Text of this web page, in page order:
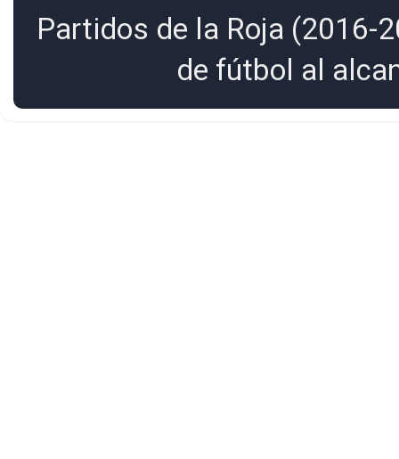
Partidos de la Roja (2016-
de fútbol al